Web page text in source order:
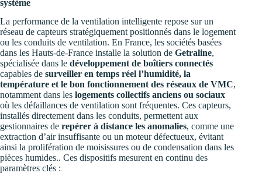
système
La performance de la ventilation intelligente repose sur un
réseau de capteurs stratégiquement positionnés dans le logement
ou les conduits de ventilation. En France, les sociétés basées
dans les Hauts-de-France installe la solution de Getraline,
spécialisée dans le développement de boîtiers connectés
capables de surveiller en temps réel l’humidité, la
température et le bon fonctionnement des réseaux de VMC,
notamment dans les logements collectifs anciens ou sociaux
où les défaillances de ventilation sont fréquentes. Ces capteurs,
installés directement dans les conduits, permettent aux
gestionnaires de repérer à distance les anomalies, comme une
extraction d’air insuffisante ou un moteur défectueux, évitant
ainsi la prolifération de moisissures ou de condensation dans les
pièces humides.. Ces dispositifs mesurent en continu des
paramètres clés :